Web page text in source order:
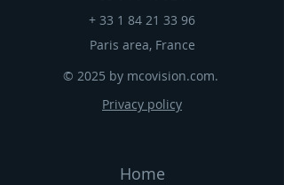
+ 33 1 84 21 33 96
Paris area, France
© 2025 by mcovision.com.
Privacy policy
Home